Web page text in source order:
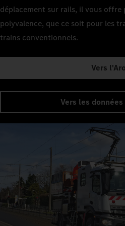
déplacement sur rails, il vous offre
polyvalence, que ce soit pour les
trains conventionnels.
Vers
Vers les